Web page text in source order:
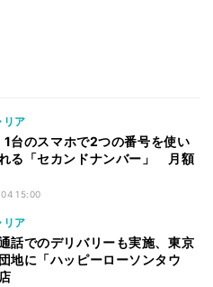
リア
1台のスマホで2つの番号を使い
る「セカンドナンバー」 月額
15:00
リア
話でのデリバリーも実施、東京
地に「ハッピーローソンタウ